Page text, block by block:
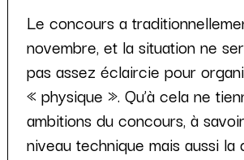
Le concours a
novembre, et la situation ne
pas assez éclaircie pour
« physique ». Qu’à cela ne
ambitions du concours, à
niveau technique mais aussi la